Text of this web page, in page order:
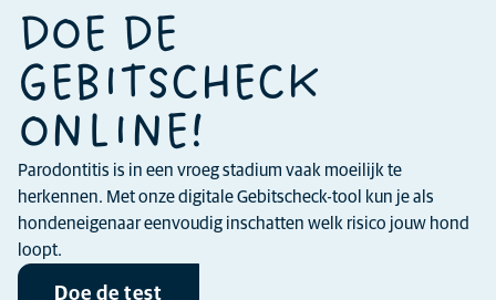
DOE DE
GEBITSCHECK
ONLINE!
Parodontitis is in een vroeg stadium vaak moeilijk te
herkennen. Met onze digitale Gebitscheck-tool kun je als
hondeneigenaar eenvoudig inschatten welk risico jouw hond
loopt.
Doe de test